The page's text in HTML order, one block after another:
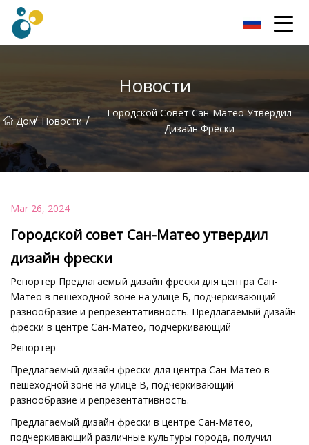
Новости
Дом/ Новости /
Городской Совет Сан-Матео Утвердил
Дизайн Фрески
Mar 26, 2024
Городской совет Сан-Матео утвердил
дизайн фрески
Репортер Предлагаемый дизайн фрески для центра Сан-
Матео в пешеходной зоне на улице Б, подчеркивающий
разнообразие и репрезентативность. Предлагаемый дизайн
фрески в центре Сан-Матео, подчеркивающий
Репортер
Предлагаемый дизайн фрески для центра Сан-Матео в
пешеходной зоне на улице B, подчеркивающий
разнообразие и репрезентативность.
Предлагаемый дизайн фрески в центре Сан-Матео,
подчеркивающий различные культуры города, получил